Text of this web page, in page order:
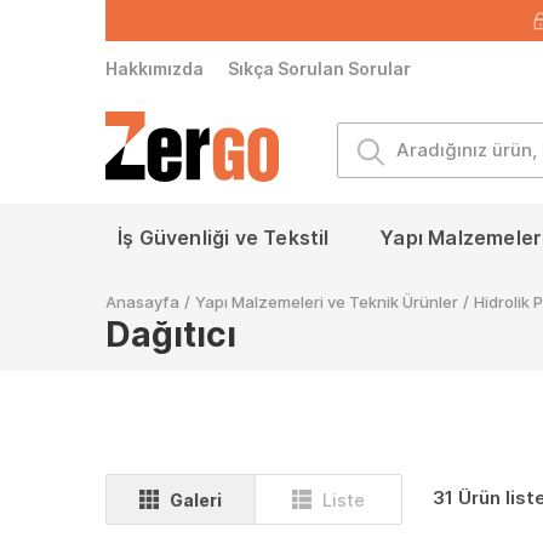
Hakkımızda Sıkça Sorulan Sorular
İş Güvenliği ve Tekstil Yapı
Anasayfa / Yapı Malzemeleri ve Teknik Ürünler / Hidrolik
Dağıtıcı
Galeri Liste 31 Ürün